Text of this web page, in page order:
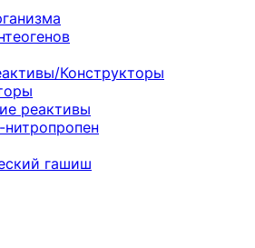
Конструкторы
реактивы
нитропропен
гашиш